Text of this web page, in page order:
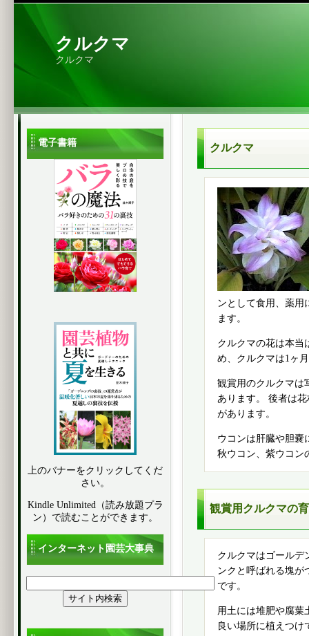
クルクマ
クルクマ
クルクマ
ンとして食用、薬用
ます。
クルクマの花は本当
め、クルクマは1ヶ
観賞用のクルクマは
あります。 後者は
があります。
ウコンは肝臓や胆嚢
秋ウコン、紫ウコン
観賞用クルクマの
クルクマはゴールデ
ンクと呼ばれる塊が
です。
用土には堆肥や腐葉
良い場所に植えつけ
電子書籍
上のバナーをクリックしてくだ
さい。
Kindle Unlimited（読み放題プラ
ン）で読むことができます。
インターネット園芸大事典